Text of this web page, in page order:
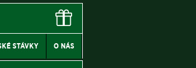
STÁVKY O NÁS